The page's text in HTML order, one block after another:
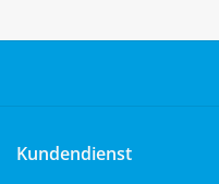
Kundendienst